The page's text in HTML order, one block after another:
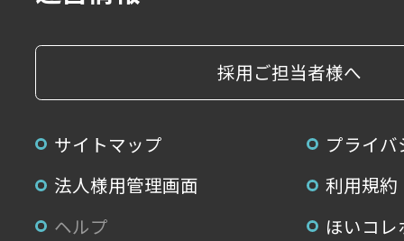
採用ご担当者様へ
サイトマップ
プライ
法人様用管理画面
利用規約
ヘルプ
ほいコ